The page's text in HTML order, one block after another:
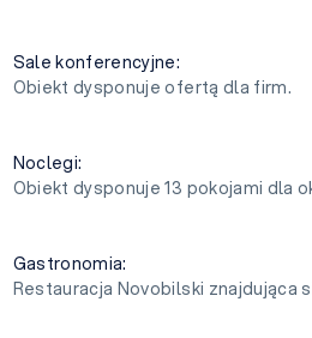
Sale konferencyjne:
Obiekt dysponuje ofertą dla firm.
Noclegi:
Obiekt dysponuje 13 pokojami dla
Gastronomia:
Restauracja Novobilski znajdująca